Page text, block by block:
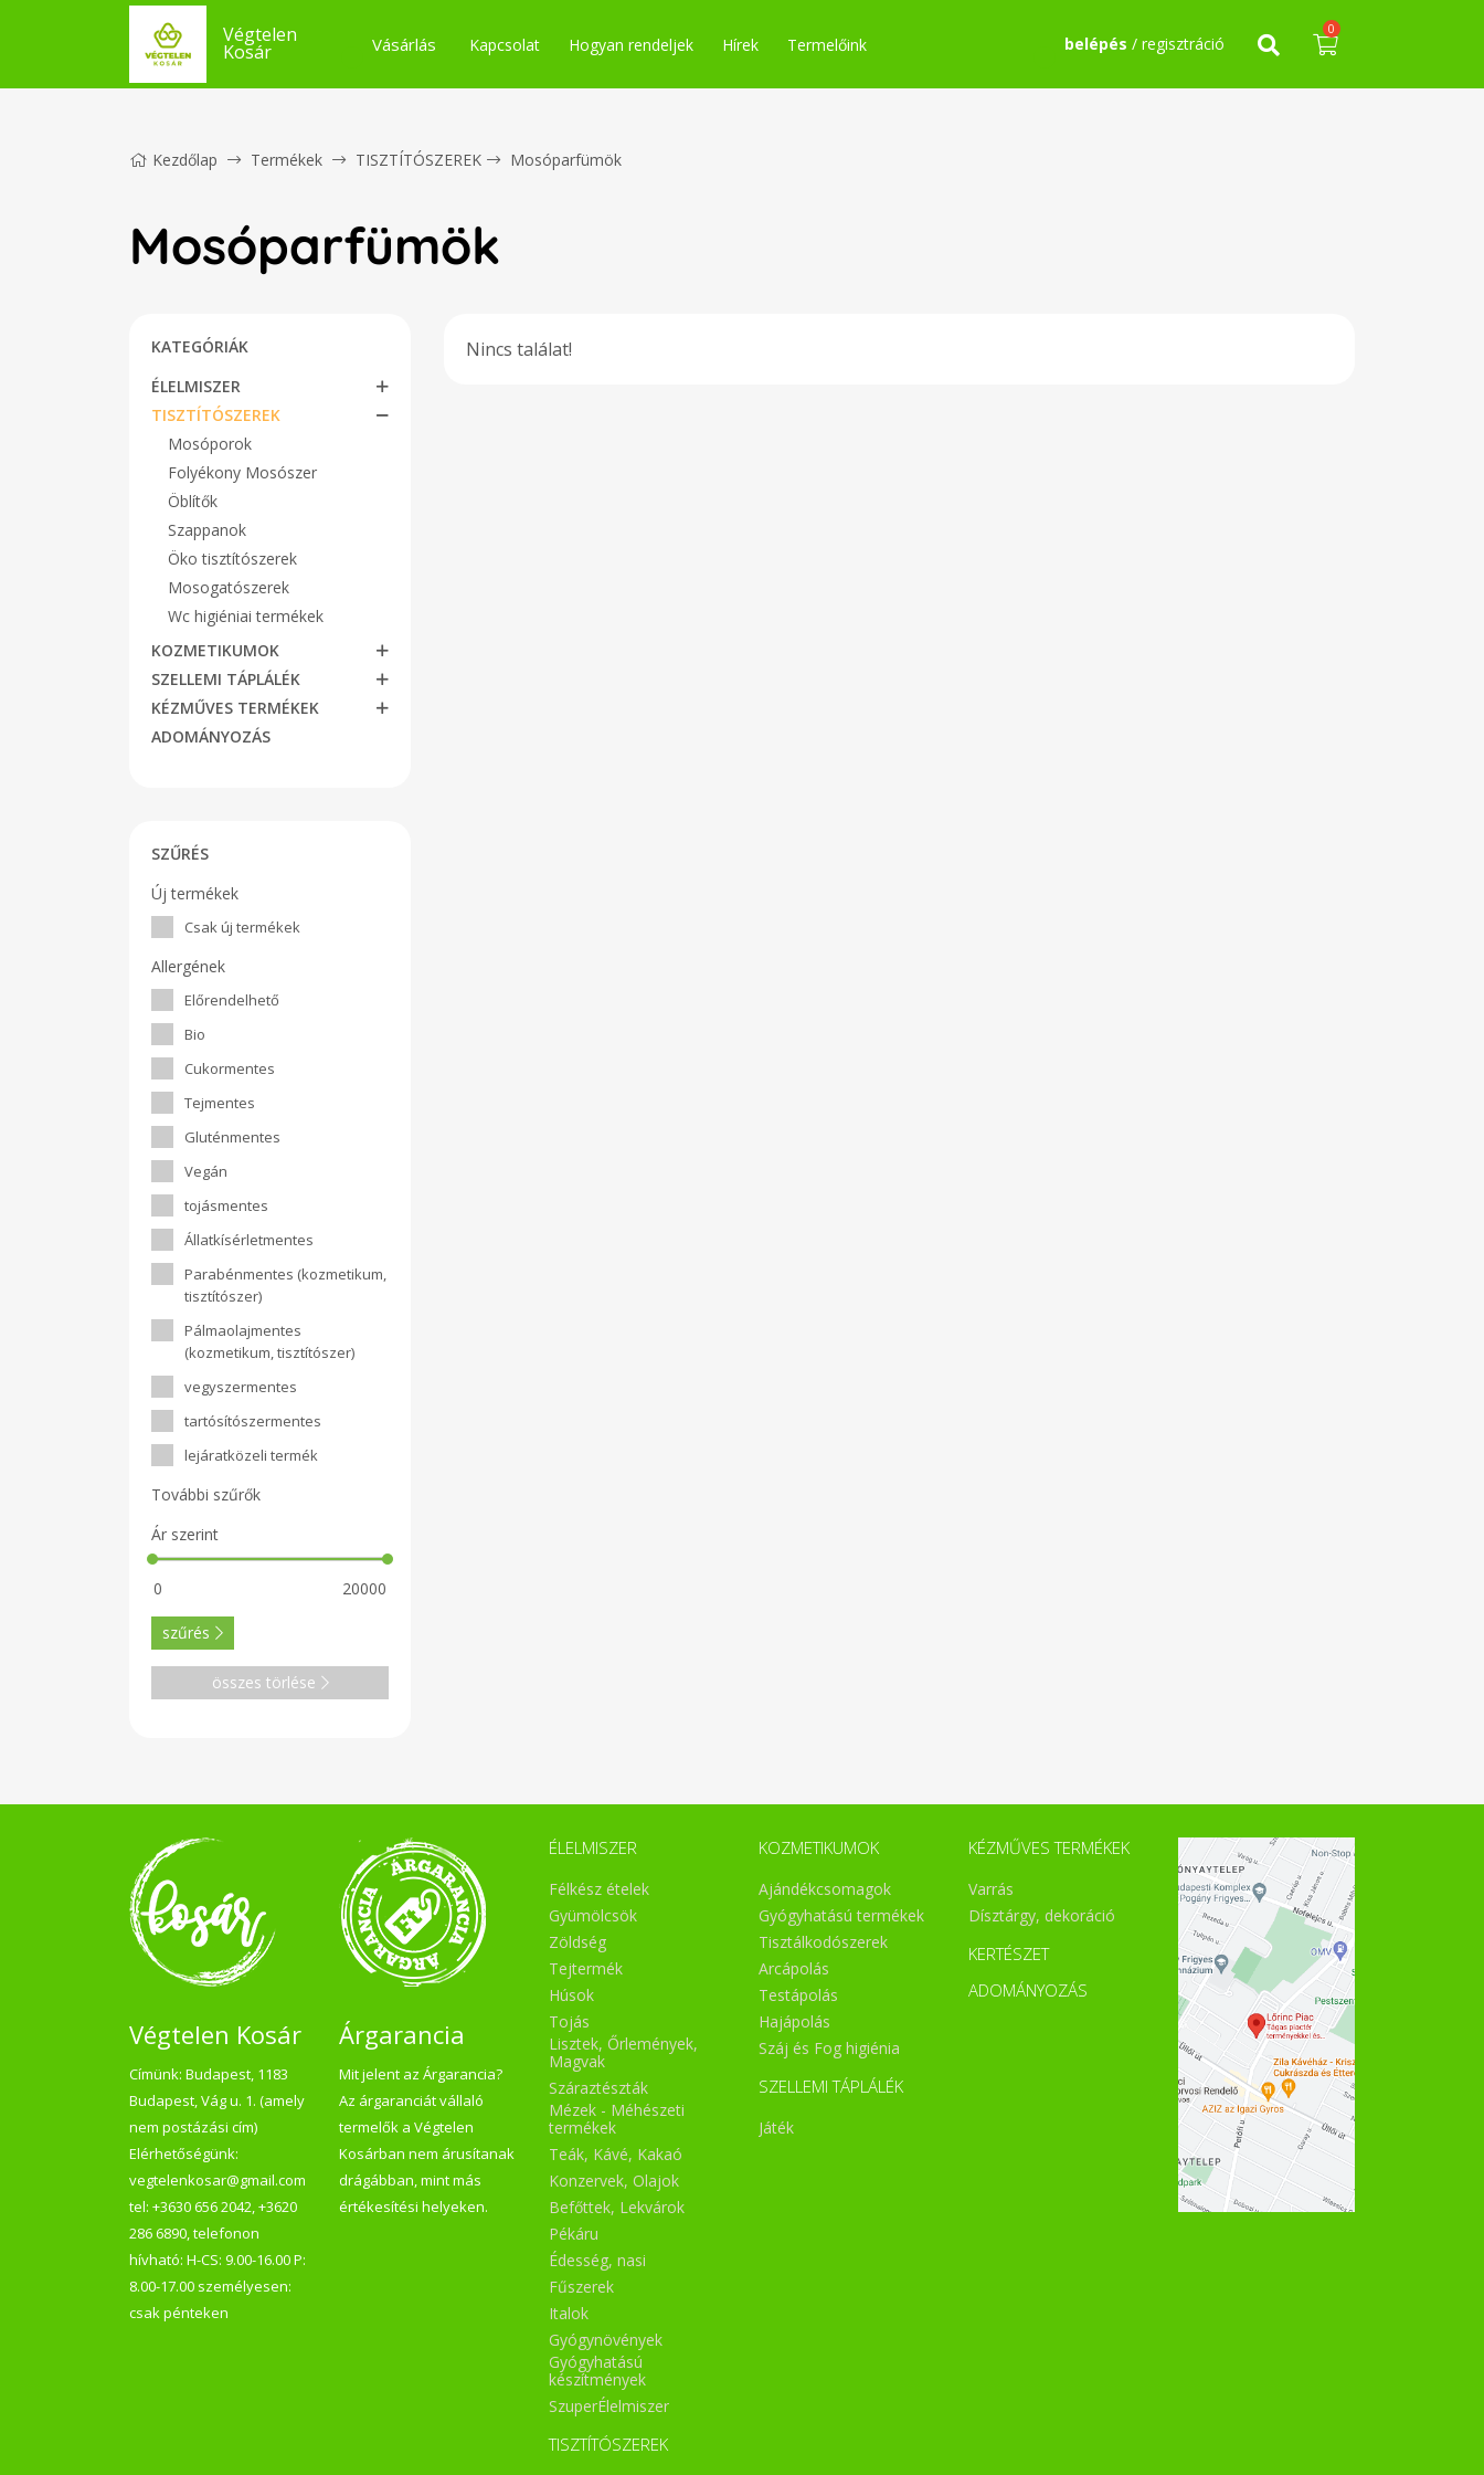
Végtelen
Kosár Vásárlás Kapcsolat Hogyan rendeljek Hírek Termelőink belépés / regisztráció
0
Kezdőlap Termékek TISZTÍTÓSZEREK Mosóparfümök
Mosóparfümök
KATEGÓRIÁK
ÉLELMISZER
TISZTÍTÓSZEREK
Mosóporok
Folyékony Mosószer
Öblítők
Szappanok
Öko tisztítószerek
Mosogatószerek
Wc higiéniai termékek
KOZMETIKUMOK
SZELLEMI TÁPLÁLÉK
KÉZMŰVES TERMÉKEK
ADOMÁNYOZÁS
SZŰRÉS
Új termékek
Csak új termékek
Allergének
Előrendelhető
Bio
Cukormentes
Tejmentes
Gluténmentes
Vegán
tojásmentes
Állatkísérletmentes
Parabénmentes (kozmetikum,
tisztítószer)
Pálmaolajmentes
(kozmetikum, tisztítószer)
vegyszermentes
tartósítószermentes
lejáratközeli termék
További szűrők
Ár szerint
szűrés
összes törlése
Nincs találat!
Végtelen Kosár
Címünk: Budapest, 1183
Budapest, Vág u. 1. (amely
nem postázási cím)
Elérhetőségünk:
vegtelenkosar@gmail.com
tel: +3630 656 2042, +3620
286 6890, telefonon
hívható: H-CS: 9.00-16.00 P:
8.00-17.00 személyesen:
csak pénteken
Árgarancia
Mit jelent az Árgarancia?
Az árgaranciát vállaló
termelők a Végtelen
Kosárban nem árusítanak
drágábban, mint más
értékesítési helyeken.
ÉLELMISZER
Félkész ételek
Gyümölcsök
Zöldség
Tejtermék
Húsok
Tojás
Lisztek, Őrlemények,
Magvak
Száraztészták
Mézek - Méhészeti
termékek
Teák, Kávé, Kakaó
Konzervek, Olajok
Befőttek, Lekvárok
Pékáru
Édesség, nasi
Fűszerek
Italok
Gyógynövények
Gyógyhatású
készítmények
SzuperÉlelmiszer
TISZTÍTÓSZEREK
KOZMETIKUMOK
Ajándékcsomagok
Gyógyhatású termékek
Tisztálkodószerek
Arcápolás
Testápolás
Hajápolás
Száj és Fog higiénia
SZELLEMI TÁPLÁLÉK
Játék
KÉZMŰVES TERMÉKEK
Varrás
Dísztárgy, dekoráció
KERTÉSZET
ADOMÁNYOZÁS